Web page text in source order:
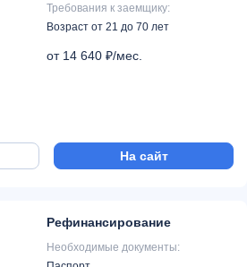
Требования к заемщику:
Возраст от 21 до 70 лет
от 14 640 ₽/мес.
На сайт
Рефинансирование
Необходимые документы: